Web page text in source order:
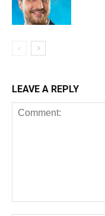
LEAVE A REPLY